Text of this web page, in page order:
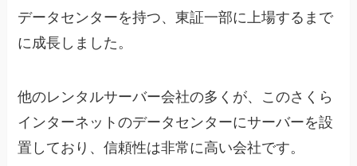
データセンターを持つ、東証一部に上場するまで
に成長しました。
他のレンタルサーバー会社の多くが、このさくら
インターネットのデータセンターにサーバーを設
置しており、信頼性は非常に高い会社です。